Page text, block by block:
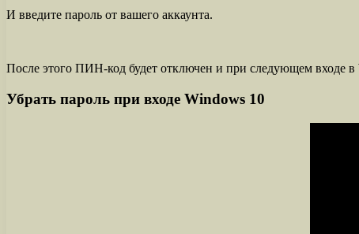
И введите пароль от вашего аккаунта.
После этого ПИН-код будет отключен и при следующем входе в
Убрать пароль при входе Windows 10